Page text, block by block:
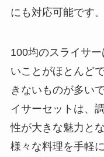
にも対応可能です。
100均のスライサ
いことがほとんど
きないものが多い
イサーセットは、
性が大きな魅力と
様々な料理を手軽